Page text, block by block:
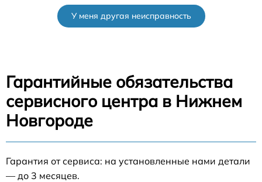
У меня другая неисправность
Гарантийные обязательства
сервисного центра в Нижнем
Новгороде
Гарантия от сервиса: на установленные нами детали
— до 3 месяцев.